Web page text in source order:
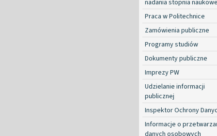
nadania stopnia
Praca w Politechnice
Zamówienia publiczne
Programy studiów
Dokumenty publiczne
Imprezy PW
Udzielanie informacji
publicznej
Inspektor Ochrony
Informacje o
danych osobowych